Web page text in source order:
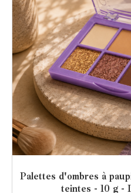
Palettes d'ombres à
teintes - 10 g -